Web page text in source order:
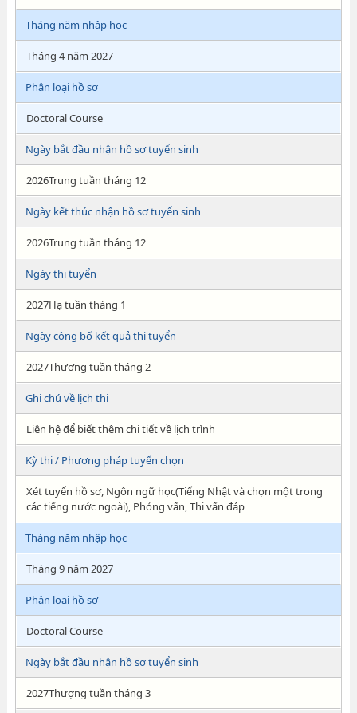
Tháng năm nhập học
Tháng 4 năm 2027
Phân loại hồ sơ
Doctoral Course
Ngày bắt đầu nhận hồ sơ tuyển sinh
2026Trung tuần tháng 12
Ngày kết thúc nhận hồ sơ tuyển sinh
2026Trung tuần tháng 12
Ngày thi tuyển
2027Hạ tuần tháng 1
Ngày công bố kết quả thi tuyển
2027Thượng tuần tháng 2
Ghi chú về lịch thi
Liên hệ để biết thêm chi tiết về lịch trình
Kỳ thi / Phương pháp tuyển chọn
Xét tuyển hồ sơ, Ngôn ngữ học(Tiếng Nhật và chọn một trong
các tiếng nước ngoài), Phỏng vấn, Thi vấn đáp
Tháng năm nhập học
Tháng 9 năm 2027
Phân loại hồ sơ
Doctoral Course
Ngày bắt đầu nhận hồ sơ tuyển sinh
2027Thượng tuần tháng 3